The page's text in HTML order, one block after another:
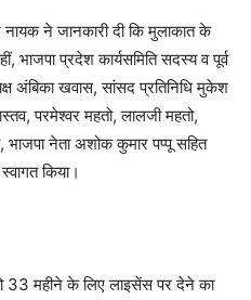
नायक ने जानकारी दी कि मुलाकात के
भाजपा प्रदेश कार्यसमिति सदस्य व पूर्व
अंबिका खवास, सांसद प्रतिनिधि मुकेश
परमेश्वर महतो, लालजी महतो,
भाजपा नेता अशोक कुमार पप्पू सहित
किया।
33 महीने के लिए लाइसेंस पर देने का